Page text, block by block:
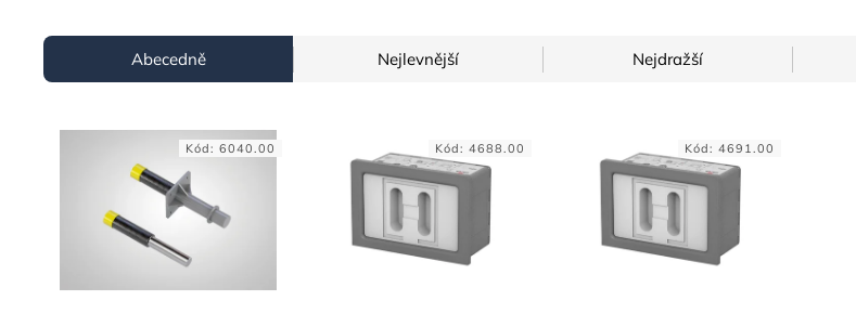
Abecedně Nejlevnější Nejdražší
Kód: 6040.00 Kód: 4688.00 Kód: 4691.00